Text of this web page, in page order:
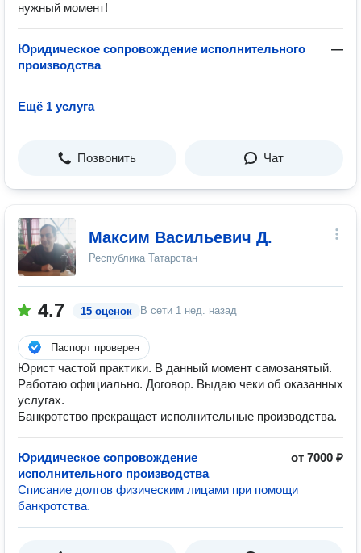
нужный момент!
Юридическое сопровождение исполнительного
производства
—
Ещё 1 услуга
Позвонить Чат
Максим Васильевич Д.
Республика Татарстан
4.7 15 оценок В сети 1 нед. назад
Паспорт проверен
Юрист частой практики. В данный момент самозанятый.
Работаю официально. Договор. Выдаю чеки об оказанных
услугах.
Банкротство прекращает исполнительные производства.
Юридическое сопровождение
исполнительного производства
от 7000 ₽
Списание долгов физическим лицами при помощи
банкротства.